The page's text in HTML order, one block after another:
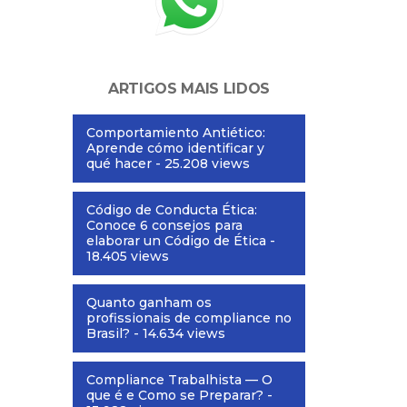
ARTIGOS MAIS LIDOS
Comportamiento Antiético:
Aprende cómo identificar y
qué hacer - 25.208 views
Código de Conducta Ética:
Conoce 6 consejos para
elaborar un Código de Ética -
18.405 views
Quanto ganham os
profissionais de compliance no
Brasil? - 14.634 views
Compliance Trabalhista — O
que é e Como se Preparar? -